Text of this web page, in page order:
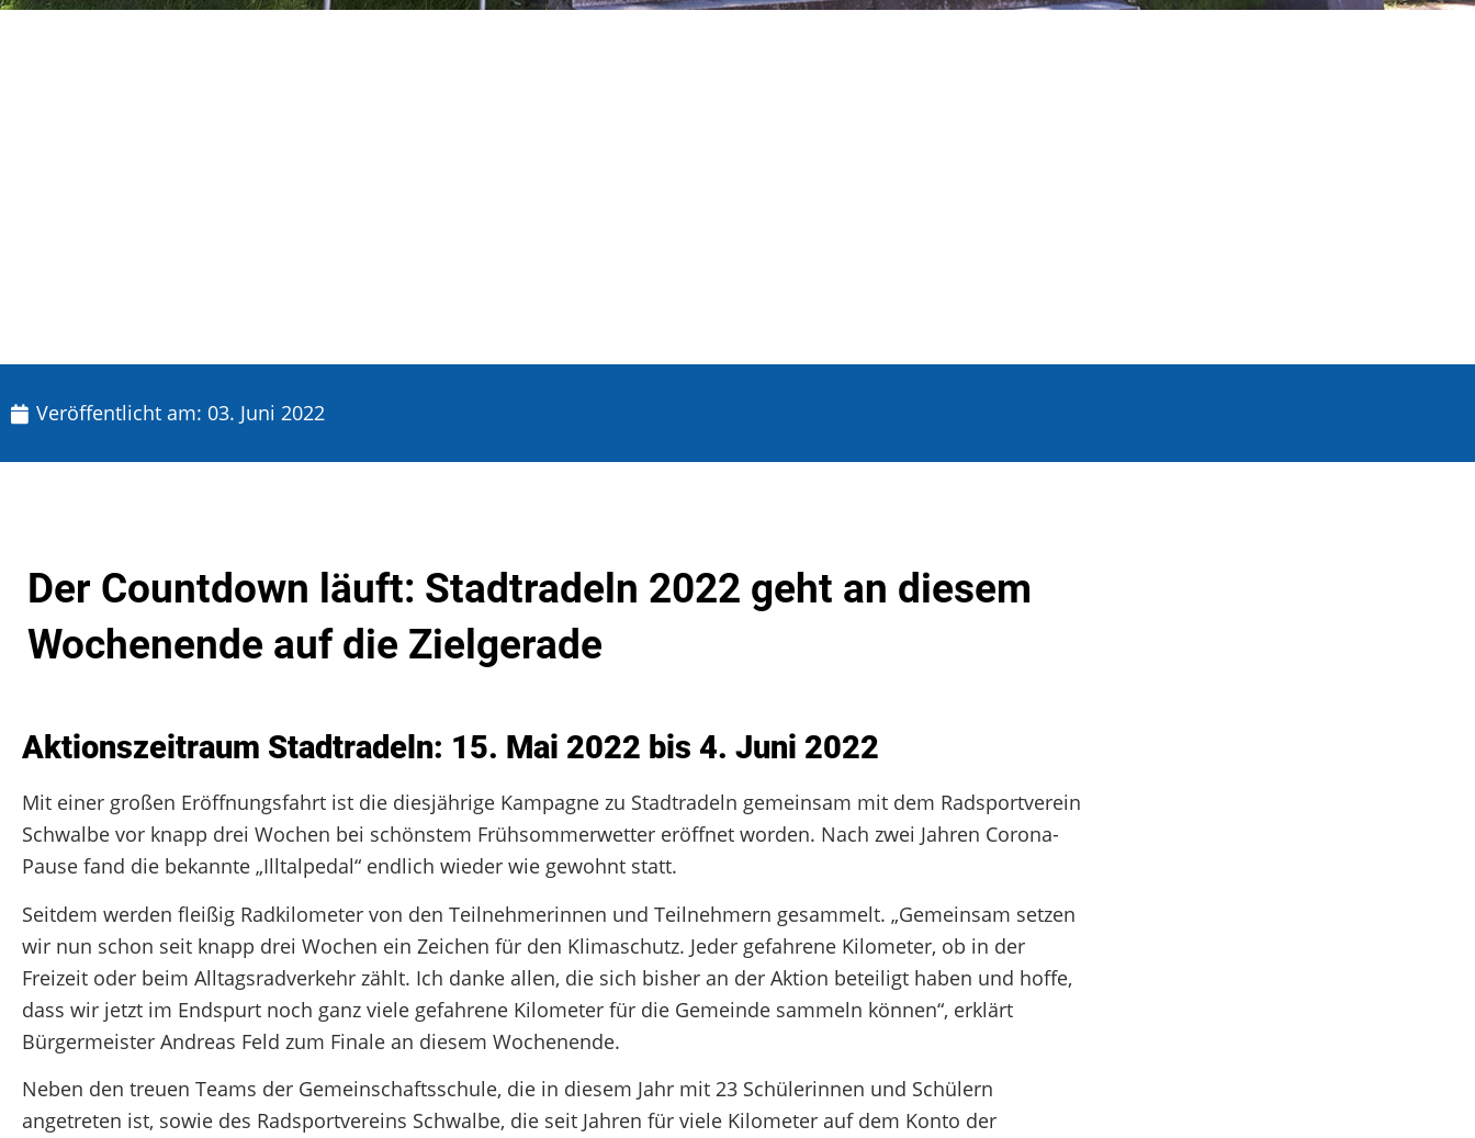
Veröffentlicht am: 03. Juni 2022
Der Countdown läuft: Stadtradeln 2022 geht an diesem
Wochenende auf die Zielgerade
Aktionszeitraum Stadtradeln: 15. Mai 2022 bis 4. Juni 2022
Mit einer großen Eröffnungsfahrt ist die diesjährige Kampagne zu Stadtradeln gemeinsam mit dem Radsportverein
Schwalbe vor knapp drei Wochen bei schönstem Frühsommerwetter eröffnet worden. Nach zwei Jahren Corona-
Pause fand die bekannte „Illtalpedal“ endlich wieder wie gewohnt statt.
Seitdem werden fleißig Radkilometer von den Teilnehmerinnen und Teilnehmern gesammelt. „Gemeinsam setzen
wir nun schon seit knapp drei Wochen ein Zeichen für den Klimaschutz. Jeder gefahrene Kilometer, ob in der
Freizeit oder beim Alltagsradverkehr zählt. Ich danke allen, die sich bisher an der Aktion beteiligt haben und hoffe,
dass wir jetzt im Endspurt noch ganz viele gefahrene Kilometer für die Gemeinde sammeln können“, erklärt
Bürgermeister Andreas Feld zum Finale an diesem Wochenende.
Neben den treuen Teams der Gemeinschaftsschule, die in diesem Jahr mit 23 Schülerinnen und Schülern
angetreten ist, sowie des Radsportvereins Schwalbe, die seit Jahren für viele Kilometer auf dem Konto der